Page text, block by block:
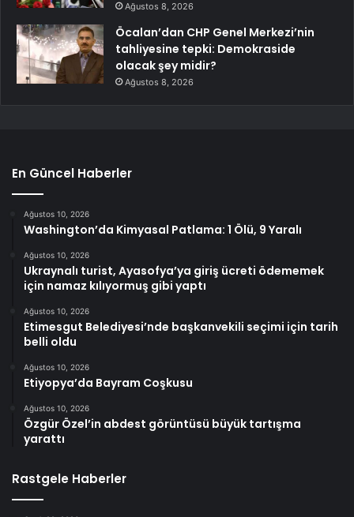
Ağustos 8, 2026
Öcalan’dan CHP Genel Merkezi’nin
tahliyesine tepki: Demokraside
olacak şey midir?
Ağustos 8, 2026
En Güncel Haberler
Ağustos 10, 2026
Washington’da Kimyasal Patlama: 1 Ölü, 9 Yaralı
Ağustos 10, 2026
Ukraynalı turist, Ayasofya’ya giriş ücreti ödememek
için namaz kılıyormuş gibi yaptı
Ağustos 10, 2026
Etimesgut Belediyesi’nde başkanvekili seçimi için tarih
belli oldu
Ağustos 10, 2026
Etiyopya’da Bayram Coşkusu
Ağustos 10, 2026
Özgür Özel’in abdest görüntüsü büyük tartışma
yarattı
Rastgele Haberler